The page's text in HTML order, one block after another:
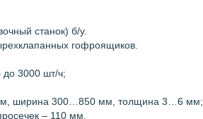
станок) б/у.
гофроящиков.
до 3000 шт/ч;
ширина 300…850 мм, толщина 3…6 мм;
– 110 мм,